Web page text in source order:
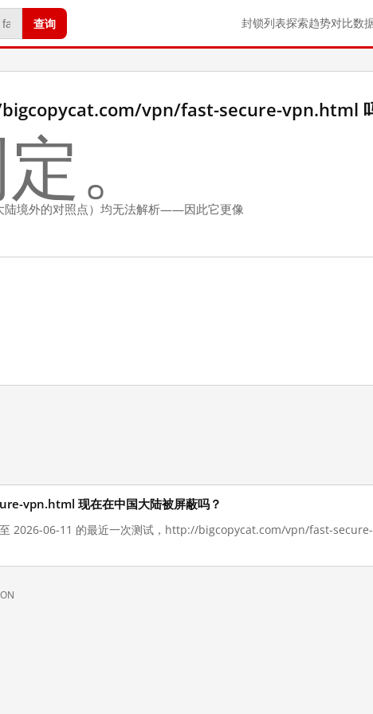
查询 封锁列表探索趋势对比数
vpn/fast-secure-vpn.html
。
陆境外的对照点）均无法解析——因此它更像
vpn.html 现在在中国大陆被屏蔽吗？
2026-06-11 的最近一次测试，http://bigcopycat.com/vpn/fast-